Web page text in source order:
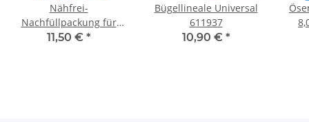
Nähfrei-
Nachfüllpackung für
390120, glatte Kappe,
11,50 € *
Bügellineale Universal
611937
10,90 € *